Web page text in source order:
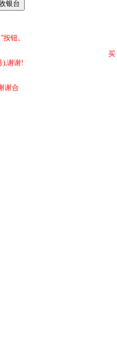
钮。
时,请你将你购 买
),谢谢!
件或打电话等各类
谢合